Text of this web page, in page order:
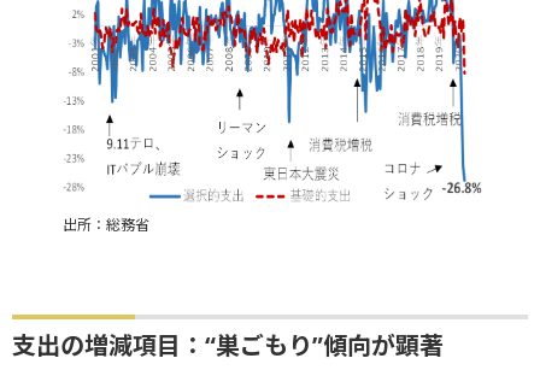
出所：総務省
支出の増減項目：“巣ごもり”傾向が顕著